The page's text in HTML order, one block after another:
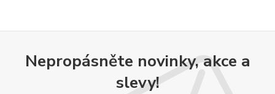
Nepropásněte novinky, akce a
slevy!